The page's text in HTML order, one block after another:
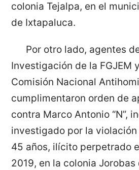
colonia Tejalpa, en el
de Ixtapaluca.
Por otro lado, agentes
Investigación de la FGJEM
Comisión Nacional
cumplimentaron orden de
contra Marco Antonio “N”,
investigado por la
45 años, ilícito perpetrado
2019, en la colonia Jorobas